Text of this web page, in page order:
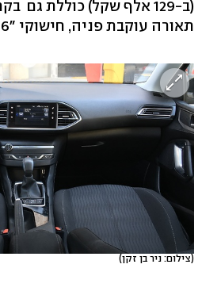
(ב-129 אלף שקל) כוללת גם
תאורה עוקבת פניה, חישוקי "16 קלים ו-6 כריות אוויר.
(צילום: ניר בן זקן)